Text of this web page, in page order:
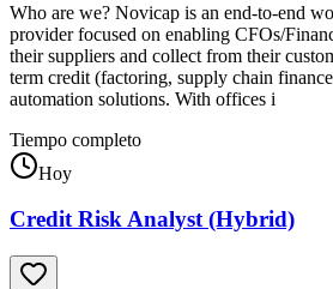
Who are we? Novicap is an end-to-end
provider focused on enabling CFOs/
their suppliers and collect from their
term credit (factoring, supply chain
automation solutions. With offices i
Tiempo completo
Hoy
Credit Risk Analyst (Hybrid)